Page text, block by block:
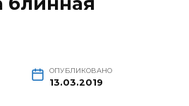
ОПУБЛИКОВАНО
13.03.2019